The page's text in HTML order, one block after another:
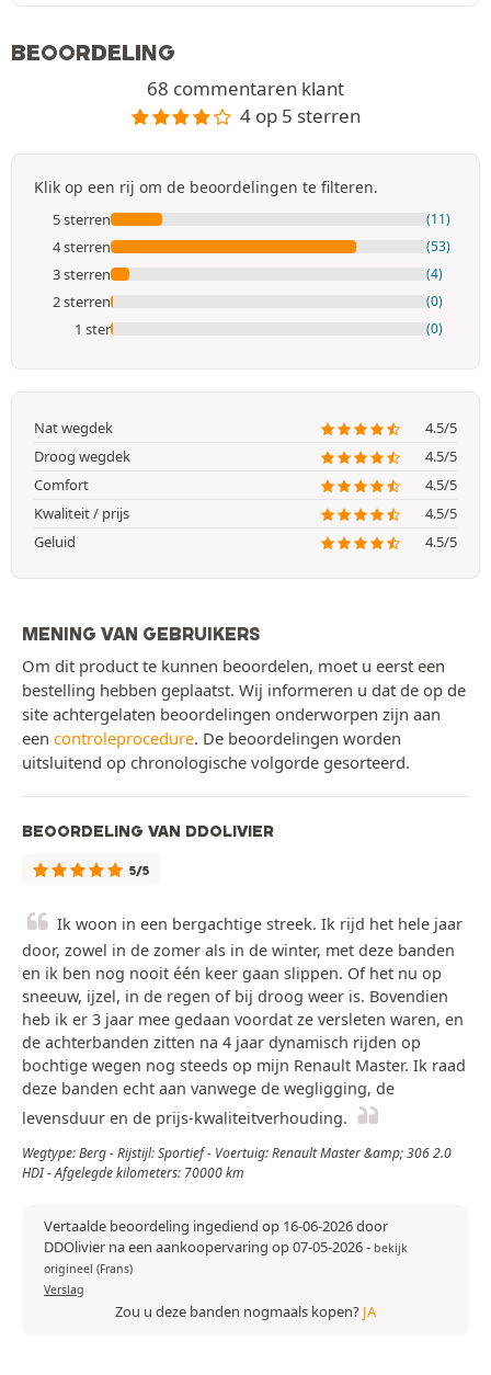
BEOORDELING
68 commentaren klant
4 op 5 sterren
Klik op een rij om de beoordelingen te filteren.
5 sterren (11)
4 sterren (53)
3 sterren (4)
2 sterren (0)
1 ster (0)
Nat wegdek
4.5/5
Droog wegdek
4.5/5
Comfort
4.5/5
Kwaliteit / prijs
4.5/5
Geluid
4.5/5
MENING VAN GEBRUIKERS
Om dit product te kunnen beoordelen, moet u eerst een
bestelling hebben geplaatst. Wij informeren u dat de op de
site achtergelaten beoordelingen onderworpen zijn aan
een controleprocedure. De beoordelingen worden
uitsluitend op chronologische volgorde gesorteerd.
BEOORDELING VAN DDOLIVIER
5/5
Ik woon in een bergachtige streek. Ik rijd het hele jaar
door, zowel in de zomer als in de winter, met deze banden
en ik ben nog nooit één keer gaan slippen. Of het nu op
sneeuw, ijzel, in de regen of bij droog weer is. Bovendien
heb ik er 3 jaar mee gedaan voordat ze versleten waren, en
de achterbanden zitten na 4 jaar dynamisch rijden op
bochtige wegen nog steeds op mijn Renault Master. Ik raad
deze banden echt aan vanwege de wegligging, de
levensduur en de prijs-kwaliteitverhouding.
Wegtype: Berg - Rijstijl: Sportief - Voertuig: Renault Master &amp; 306 2.0
HDI - Afgelegde kilometers: 70000 km
Vertaalde beoordeling ingediend op 16-06-2026 door
DDOlivier na een aankoopervaring op 07-05-2026- bekijk
origineel (Frans)
Verslag
Zou u deze banden nogmaals kopen? JA